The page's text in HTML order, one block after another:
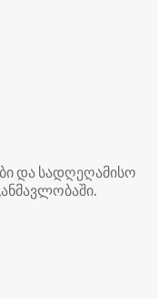
და სადღეღამისო